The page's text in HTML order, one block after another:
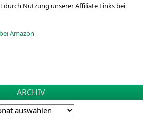
durch Nutzung unserer Affiliate Links bei
Amazon
ARCHIV